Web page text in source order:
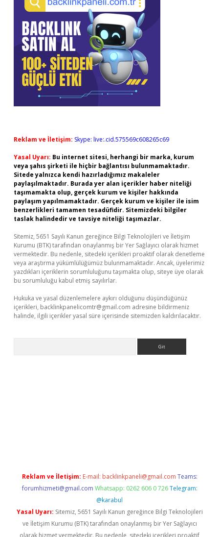
Reklam ve İletişim: Skype: live:.cid.575569c608265c69
Yasal Uyarı: Bu internet sitesi, herhangi bir marka, kurum
veya şahıs şirketi ile hiçbir bağlantısı bulunmamaktadır.
Sitede yalnızca kendi hazırladığımız makaleler
paylaşılmaktadır. Burada yer alan içerikler haber niteliği
taşımamakta olup, gerçek kurum ve kişiler hakkında
paylaşım yapılmamaktadır. Gerçek kurum ve kişiler ile isim
benzerlikleri tamamen tesadüfidir. Sitemizdeki bilgiler
taslak halindedir ve tavsiye niteliği taşımazlar.
Sitemiz, 5651 Sayılı Kanun gereğince Bilgi Teknolojileri ve İletişim
Kurumu (BTK) tarafından onaylanmış bir Yer Sağlayıcı olarak hizmet
vermektedir. Bu nedenle, sitedeki içerikleri proaktif olarak denetleme
veya araştırma yükümlülüğümüz bulunmamaktadır. Ancak, üyelerimiz
yazdıkları içeriklerin sorumluluğunu taşımakta olup, siteye üye olarak
bu sorumluluğu kabul etmiş sayılırlar.
Hukuka ve yasal düzenlemelere aykırı olduğunu düşündüğünüz
içerikleri, backlinkpanelicomtr@gmail.com adresine bildirmeniz
halinde, ilgili içerikler yasal süre içerisinde sitemizden kaldırılacaktır.
Reklam ve İletişim: E-mail: backlinkpaneli@gmail.com Teams:
forumhizmeti@gmail.com Whatsapp: 0262 606 0 726 Telegram:
@karabul
Yasal Uyarı: Sitemiz, 5651 Sayılı Kanun gereğince Bilgi Teknolojileri
ve İletişim Kurumu (BTK) tarafından onaylanmış bir Yer Sağlayıcı
olarak hizmet vermektedir. Bu nedenle, sitedeki içerikleri proaktif